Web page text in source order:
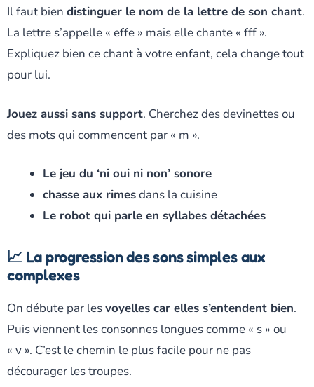
Il faut bien distinguer le nom de la lettre de son chant.
La lettre s’appelle « effe » mais elle chante « fff ».
Expliquez bien ce chant à votre enfant, cela change tout
pour lui.
Jouez aussi sans support. Cherchez des devinettes ou
des mots qui commencent par « m ».
Le jeu du ‘ni oui ni non’ sonore
chasse aux rimesdans la cuisine
Le robot qui parle en syllabes détachées
📈 La progression des sons simples aux
complexes
On débute par lesvoyelles car elles s’entendent bien.
Puis viennent les consonnes longues comme « s » ou
« v ». C’est le chemin le plus facile pour ne pas
décourager les troupes.